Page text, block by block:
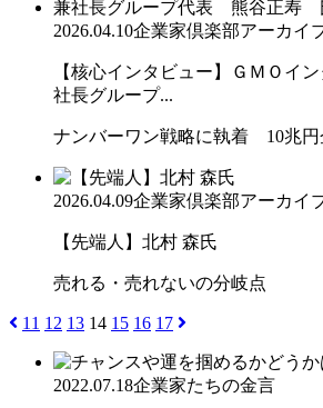
2026.04.10企業家倶楽部アーカイ
【核心インタビュー】ＧＭＯイ
社長グループ...
ナンバーワン戦略に執着 10兆円
2026.04.09企業家倶楽部アーカイ
【先端人】北村 森氏
売れる・売れないの分岐点
11 12 13 14 15 16 17
2022.07.18企業家たちの金言